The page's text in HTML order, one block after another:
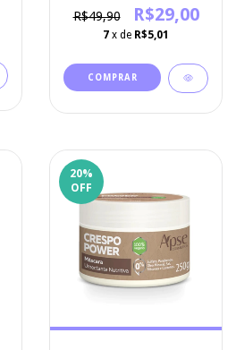
R$49,90
R$29,00
7 x de R$5,01
20%
OFF